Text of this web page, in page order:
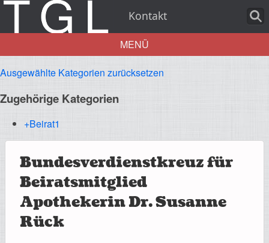
Kontakt
Aktuelles
Über uns
Leistungen
MENÜ
Ausgewählte Kategorien zurücksetzen
Zugehörige Kategorien
+Beirat1
Bundesverdienstkreuz für
Beiratsmitglied
Apothekerin Dr. Susanne
Rück